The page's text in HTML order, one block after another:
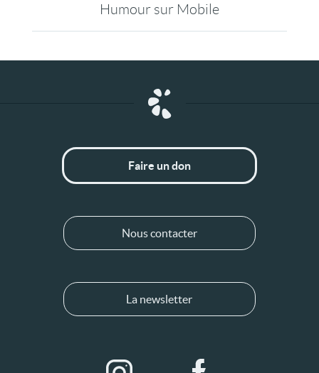
Humour sur Mobile
Faire un don
Nous contacter
La newsletter